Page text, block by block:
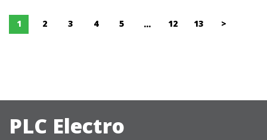
1 2 3 4 5 ... 12 13 >
PLC Electro